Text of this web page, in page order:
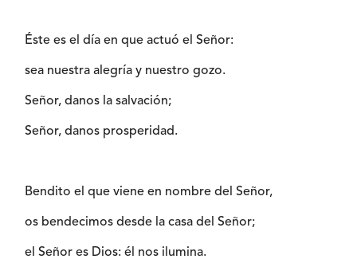
Éste es el día en que actuó el Señor:
sea nuestra alegría y nuestro gozo.
Señor, danos la salvación;
Señor, danos prosperidad.
Bendito el que viene en nombre del Señor,
os bendecimos desde la casa del Señor;
el Señor es Dios: él nos ilumina.